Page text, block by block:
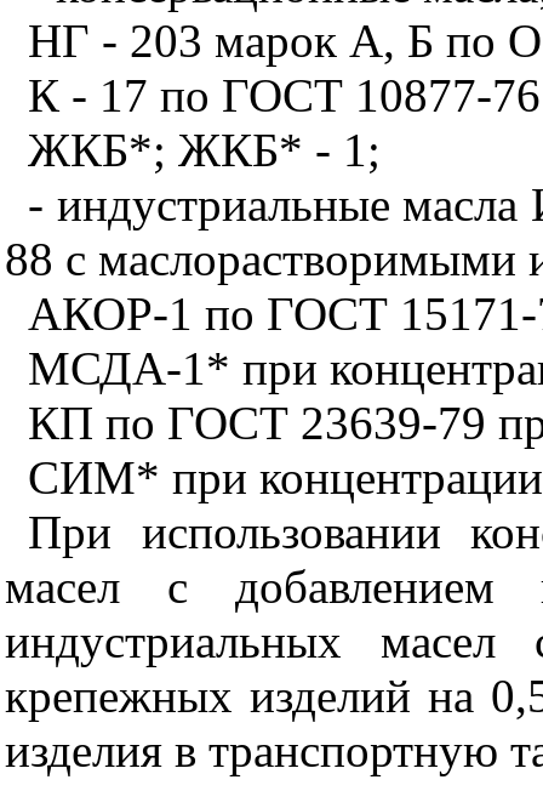
НГ - 203 марок А, Б по
К - 17 по ГОСТ 10877-
ЖКБ*; ЖКБ* - 1;
- индустриальные
88 с маслорастворимыми
АКОР-1 по ГОСТ 15171-
МСДА-1* при
КП по ГОСТ 23639-79
СИМ* при
При использовании
масел с добавлением
индустриальных
крепежных изделий на
изделия в транспортную